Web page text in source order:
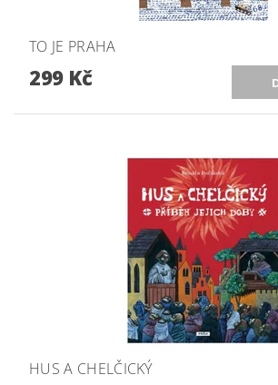
TO JE PRAHA
299 Kč
HUS A CHELČICKÝ